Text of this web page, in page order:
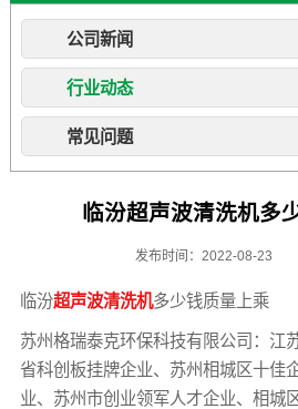
公司新闻
行业动态
常见问题
临汾超声波清洗机多
发布时间：2022-08-23
临汾超声波清洗机多少钱质量上乘
苏州格瑞泰克环保科技有限公司：江
省科创板挂牌企业、苏州相城区十佳
业、苏州市创业领军人才企业、相城